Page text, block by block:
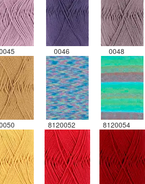
0046 0048
8120052 8120054